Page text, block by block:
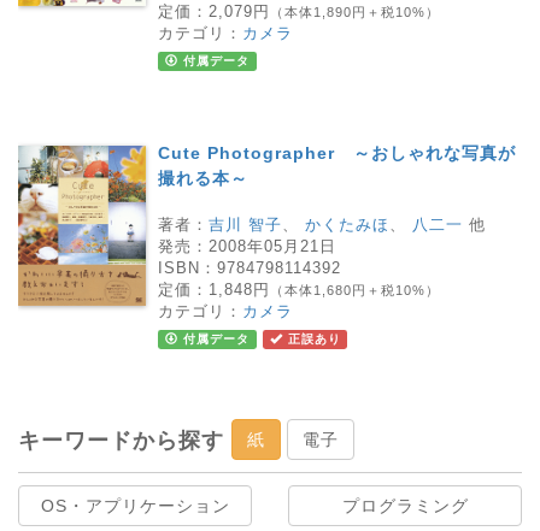
定価： 2,079円 （本体1,890円＋税10%）
カテゴリ： カメラ
付属データ
Cute Photographer ～おしゃれな写真が
撮れる本～
著者： 吉川 智子 かくたみほ 八二一 他
発売： 2008年05月21日
ISBN： 9784798114392
定価： 1,848円 （本体1,680円＋税10%）
カテゴリ： カメラ
付属データ 正誤あり
キーワードから探す 紙 電子
OS・アプリケーション プログラミング